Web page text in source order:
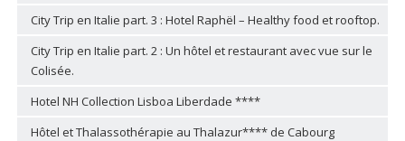
City Trip en Italie part. 3 : Hotel Raphël – Healthy food et rooftop.
City Trip en Italie part. 2 : Un hôtel et restaurant avec vue sur le
Colisée.
Hotel NH Collection Lisboa Liberdade ****
Hôtel et Thalassothérapie au Thalazur**** de Cabourg